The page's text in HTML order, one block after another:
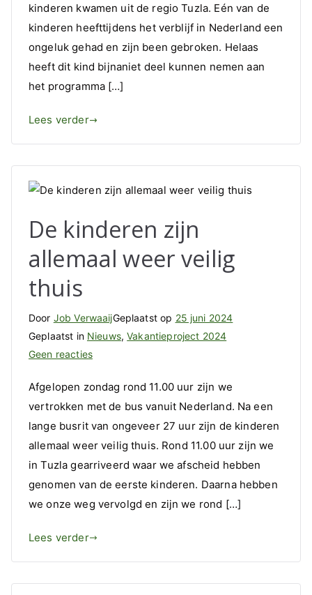
het
vakantieproject
2024
kinderen kwamen uit de regio Tuzla. Eén van de
kinderen heefttijdens het verblijf in Nederland een
ongeluk gehad en zijn been gebroken. Helaas
heeft dit kind bijnaniet deel kunnen nemen aan
het programma […]
Lees verder
De kinderen zijn
allemaal weer veilig
thuis
Door Job VerwaaijGeplaatst op 25 juni 2024
Geplaatst in Nieuws,Vakantieproject 2024
Geen reactiesop
kinderen
zijn
allemaal
weer
veilig
thuis
Afgelopen zondag rond 11.00 uur zijn we
vertrokken met de bus vanuit Nederland. Na een
lange busrit van ongeveer 27 uur zijn de kinderen
allemaal weer veilig thuis. Rond 11.00 uur zijn we
in Tuzla gearriveerd waar we afscheid hebben
genomen van de eerste kinderen. Daarna hebben
we onze weg vervolgd en zijn we rond […]
Lees verder